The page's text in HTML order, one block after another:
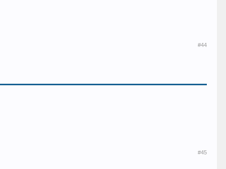
#44
#45